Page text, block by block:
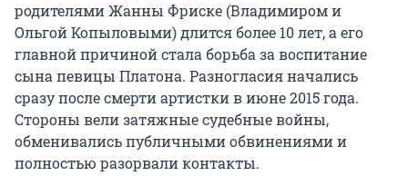
родителями Жанны Фриске (Владимиром и
Ольгой Копыловыми) длится более 10 лет, а его
главной причиной стала борьба за воспитание
сына певицы Платона. Разногласия начались
сразу после смерти артистки в июне 2015 года.
Стороны вели затяжные судебные войны,
обменивались публичными обвинениями и
полностью разорвали контакты.